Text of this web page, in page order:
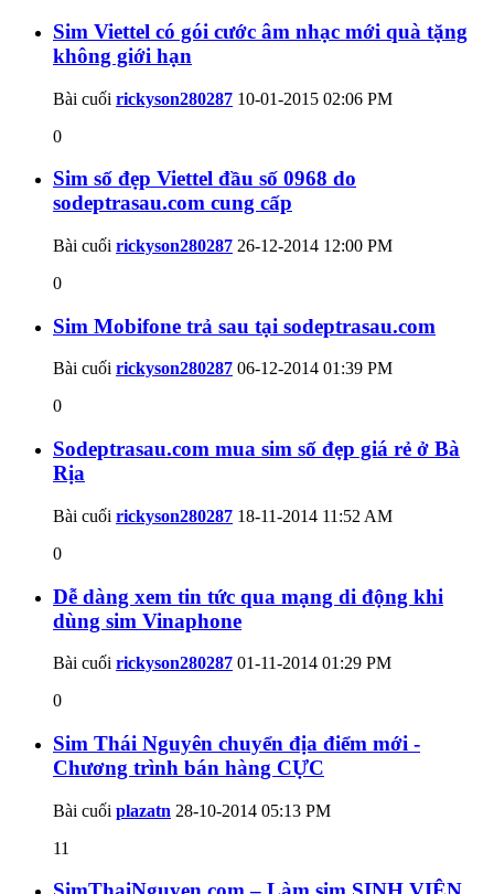
Sim Viettel có gói cước âm nhạc mới quà tặng
không giới hạn
Bài cuối rickyson280287 10-01-2015 02:06 PM
0
Sim số đẹp Viettel đầu số 0968 do
sodeptrasau.com cung cấp
Bài cuối rickyson280287 26-12-2014 12:00 PM
0
Sim Mobifone trả sau tại sodeptrasau.com
Bài cuối rickyson280287 06-12-2014 01:39 PM
0
Sodeptrasau.com mua sim số đẹp giá rẻ ở Bà
Rịa
Bài cuối rickyson280287 18-11-2014 11:52 AM
0
Dễ dàng xem tin tức qua mạng di động khi
dùng sim Vinaphone
Bài cuối rickyson280287 01-11-2014 01:29 PM
0
Sim Thái Nguyên chuyển địa điểm mới -
Chương trình bán hàng CỰC
Bài cuối plazatn 28-10-2014 05:13 PM
11